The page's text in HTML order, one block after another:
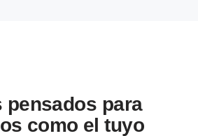
pensados para
como el tuyo